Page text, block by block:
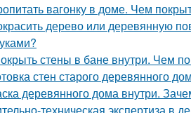
вагонку в доме. Чем
дерево или деревянную
стены в бане внутри. Чем
стен старого деревянного
деревянного дома внутри.